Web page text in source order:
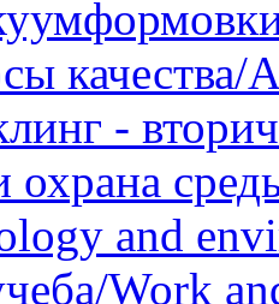
качества/
-
охрана
and
Work